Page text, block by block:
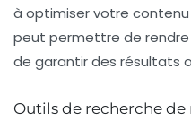
à optimiser votre contenu
peut permettre de
de garantir des résultats
Outils de recherche